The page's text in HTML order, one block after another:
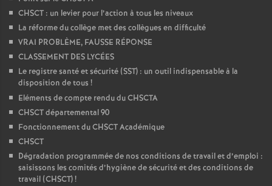
CHSCT : un levier pour l’action à tous les niveaux
La réforme du collège met des collègues en difficulté
VRAI PROBLÈME, FAUSSE RÉPONSE
CLASSEMENT DES LYCÉES
Le registre santé et sécurité (SST) : un outil indispensable à la
disposition de tous !
Eléments de compte rendu du CHSCTA
CHSCT départemental 90
Fonctionnement du CHSCT Académique
CHSCT
Dégradation programmée de nos conditions de travail et d’emploi :
saisissons les comités d’hygiène de sécurité et des conditions de
travail (CHSCT)!